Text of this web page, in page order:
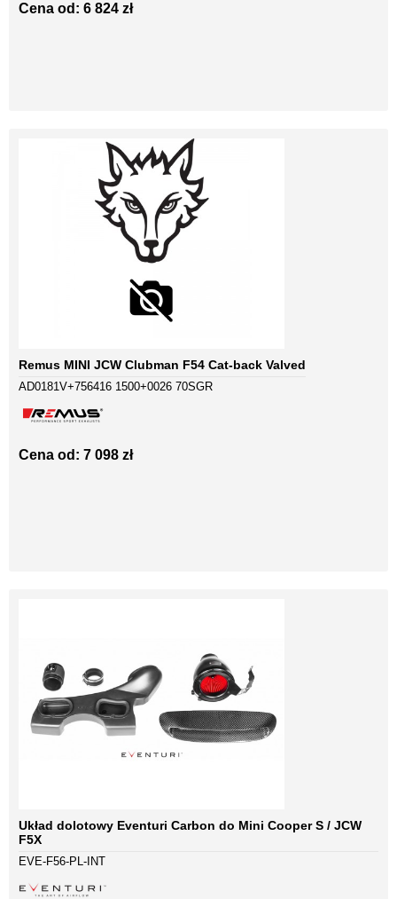
Cena od: 6 824 zł
Remus MINI JCW Clubman F54 Cat-back Valved
AD0181V+756416 1500+0026 70SGR
Cena od: 7 098 zł
Układ dolotowy Eventuri Carbon do Mini Cooper S / JCW
F5X
EVE-F56-PL-INT